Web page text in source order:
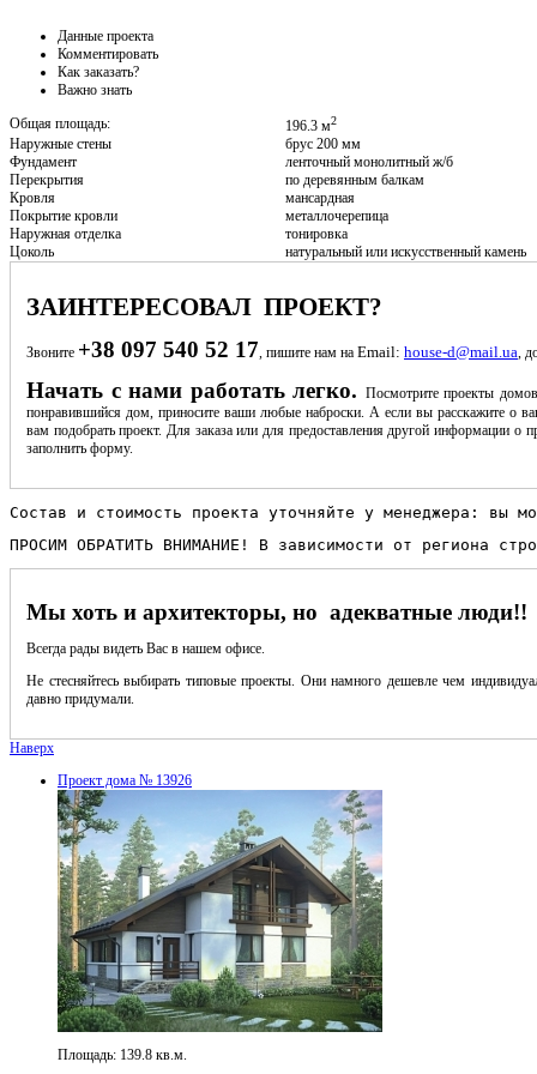
Данные проекта
Комментировать
Как заказать?
Важно знать
Общая площадь:
196.3 м2
Наружные стены
брус 200 мм
Фундамент
ленточный монолитный ж/б
Перекрытия
по деревянным балкам
Кровля
мансардная
Покрытие кровли
металлочерепица
Наружная отделка
тонировка
Цоколь
натуральный или искусственный камень
ЗАИНТЕРЕСОВАЛ ПРОЕКТ?
Звоните +38 097 540 52 17 , пишите нам на Email: house-d@mail.ua ,
Начать с нами работать легко. Посмотрите проекты
понравившийся дом, приносите ваши любые наброски. А если вы расскажите о
вам подобрать проект. Для заказа или для предоставления другой информации о
заполнить форму.
Состав и стоимость проекта уточняйте у менеджера:
ПРОСИМ ОБРАТИТЬ ВНИМАНИЕ! В зависимости от региона
Мы хоть и архитекторы, но адекватные люди!!
Всегда рады видеть Вас в нашем офисе.
Не стесняйтесь выбирать типовые проекты. Они намного дешевле чем
давно придумали.
Наверх
Проект дома № 13926
Площадь: 139.8 кв.м.